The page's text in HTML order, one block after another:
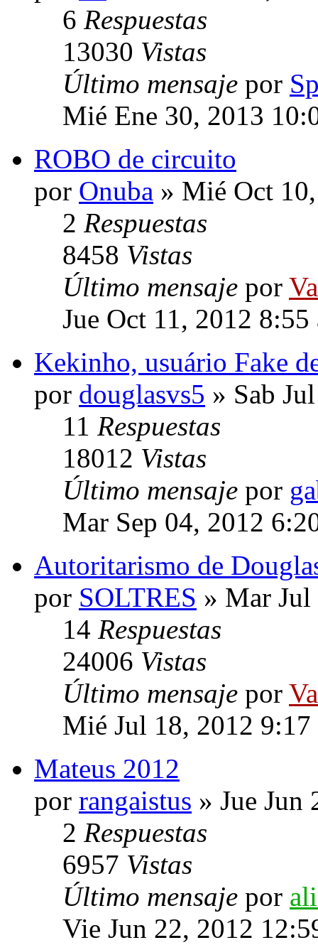
6 Respuestas
13030 Vistas
Último mensaje por
Mié Ene 30, 2013
ROBO de circuito
por Onuba » Mié Oct
2 Respuestas
8458 Vistas
Último mensaje por
Jue Oct 11, 2012 8:55
Kekinho, usuário Fake
por douglasvs5 » Sab
11 Respuestas
18012 Vistas
Último mensaje por
Mar Sep 04, 2012
Autoritarismo de
por SOLTRES » Mar
14 Respuestas
24006 Vistas
Último mensaje por
Mié Jul 18, 2012 9:17
Mateus 2012
por rangaistus » Jue Jun
2 Respuestas
6957 Vistas
Último mensaje por
Vie Jun 22, 2012